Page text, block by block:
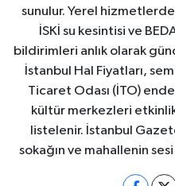
sunulur. Yerel
İSKİ su kesintisi ve
bildirimleri anlık olarak
İstanbul Hal Fiyatları,
Ticaret Odası (İTO)
kültür merkezleri
listelenir. İstanbul
sokağın ve mahallenin